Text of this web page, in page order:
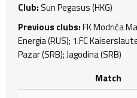
Club:Sun Pegasus (HKG)
Previous clubs:FK Modriča
Energia (RUS); 1.FC
Pazar (SRB); Jagodina (SRB)
Match